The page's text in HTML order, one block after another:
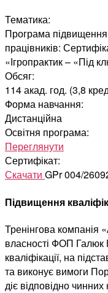
Тематика:
Програма підвищення
працівників:
«Ігропрактик – «Під
Обсяг:
114 акад. год. (3,8
Форма навчання:
Дистанційна
Освітня програма:
Переглянути
Сертифікат:
Скачати GPr 004/
Підвищення
Тренінгова
власності ФОП Галюк
кваліфікації, на
та виконує вимоги
діє відповідно